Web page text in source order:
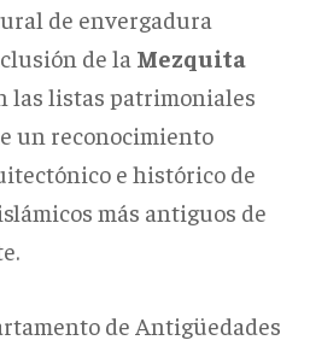
de envergadura
de la Mezquita
las listas patrimoniales
un reconocimiento
e histórico de
más antiguos de
de Antigüedades